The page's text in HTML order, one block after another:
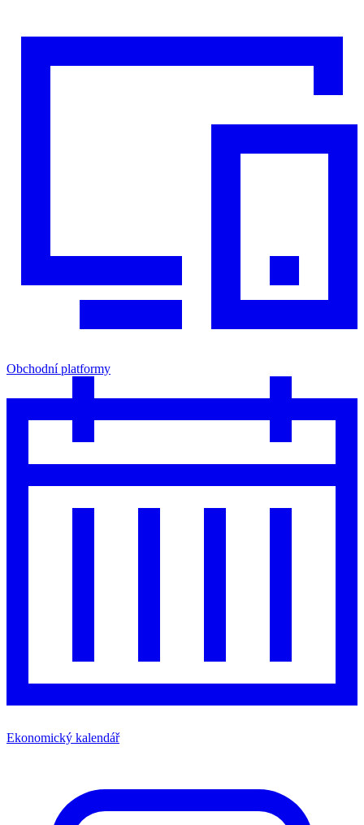
Obchodní platformy
Ekonomický kalendář